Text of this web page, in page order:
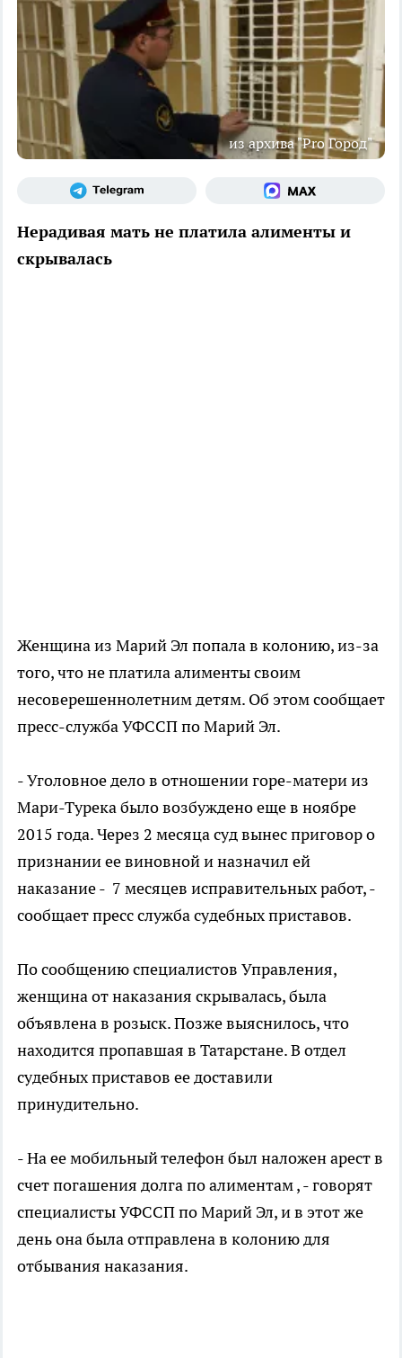
из архива "Pro Город"
Нерадивая мать не платила алименты и
скрывалась
Женщина из Марий Эл попала в колонию, из-за
того, что не платила алименты своим
несоверешеннолетним детям. Об этом сообщает
пресс-служба УФССП по Марий Эл.
- Уголовное дело в отношении горе-матери из
Мари-Турека было возбуждено еще в ноябре
2015 года. Через 2 месяца суд вынес приговор о
признании ее виновной и назначил ей
наказание - 7 месяцев исправительных работ, -
сообщает пресс служба судебных приставов.
По сообщению специалистов Управления,
женщина от наказания скрывалась, была
объявлена в розыск. Позже выяснилось, что
находится пропавшая в Татарстане. В отдел
судебных приставов ее доставили
принудительно.
- На ее мобильный телефон был наложен арест в
счет погашения долга по алиментам , - говорят
специалисты УФССП по Марий Эл, и в этот же
день она была отправлена в колонию для
отбывания наказания.